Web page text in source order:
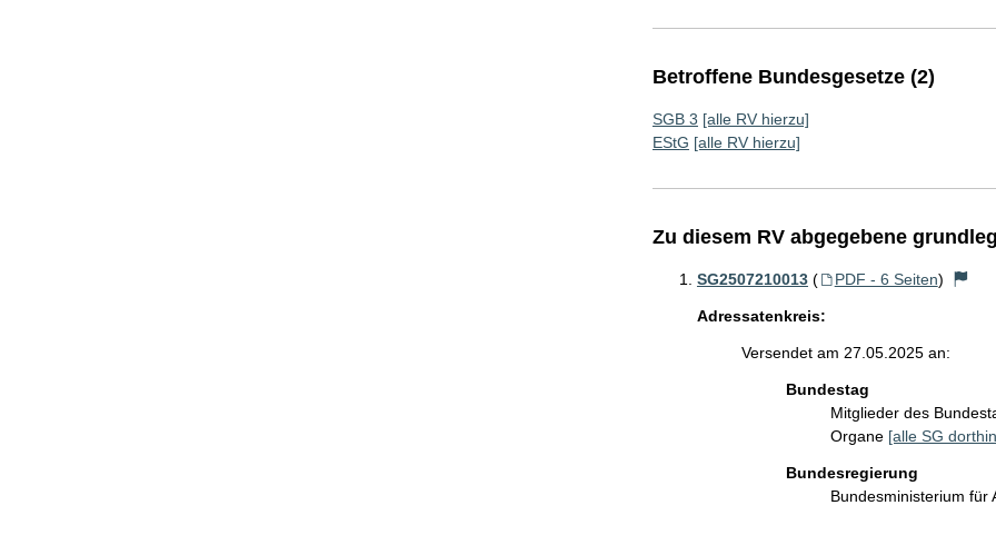
Betroffene Bundesgesetze (2)
SGB 3 [alle RV hierzu]
EStG [alle RV hierzu]
Zu diesem RV abgegebene
SG2507210013 ( PDF - 6 Seiten)
Adressatenkreis:
Versendet am 27.05.2025 an:
Bundestag
Mitglieder des
Organe [alle SG
Bundesregierung
Bundesministerium für